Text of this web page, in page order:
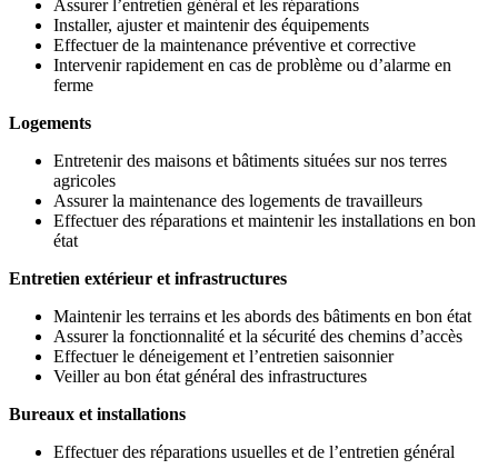
Assurer l’entretien général et les réparations
Installer, ajuster et maintenir des équipements
Effectuer de la maintenance préventive et corrective
Intervenir rapidement en cas de problème ou d’alarme en
ferme
Logements
Entretenir des maisons et bâtiments situées sur nos terres
agricoles
Assurer la maintenance des logements de travailleurs
Effectuer des réparations et maintenir les installations en bon
état
Entretien extérieur et infrastructures
Maintenir les terrains et les abords des bâtiments en bon état
Assurer la fonctionnalité et la sécurité des chemins d’accès
Effectuer le déneigement et l’entretien saisonnier
Veiller au bon état général des infrastructures
Bureaux et installations
Effectuer des réparations usuelles et de l’entretien général